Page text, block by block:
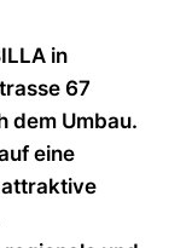
in
67
dem Umbau.
eine
attraktive